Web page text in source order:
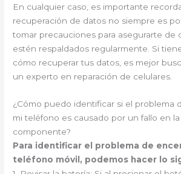
En cualquier caso, es importante
recuperación de datos no siempre es
tomar precauciones para asegurarte de
estén respaldados regularmente. Si
cómo recuperar tus datos, es mejor
un experto en reparación de celulares.
¿Cómo puedo identificar si el problema
mi teléfono es causado por un fallo en
componente?
Para identificar el problema de
teléfono móvil, podemos hacer lo